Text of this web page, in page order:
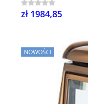
zł 1984,85
NOWOŚCI